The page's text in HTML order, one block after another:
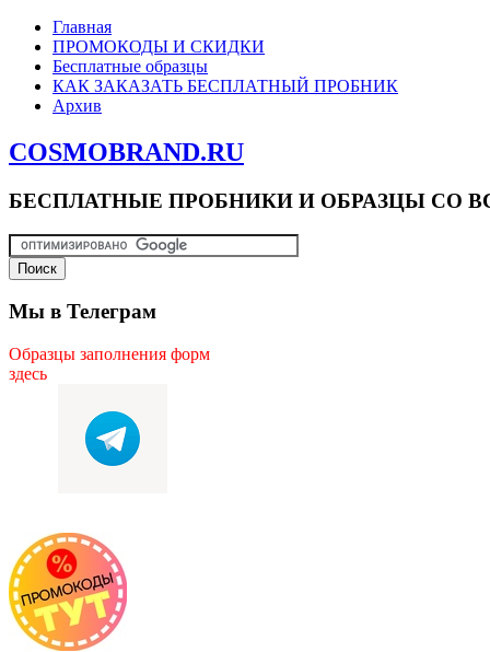
Главная
ПРОМОКОДЫ И СКИДКИ
Бесплатные образцы
КАК ЗАКАЗАТЬ БЕСПЛАТНЫЙ ПРОБНИК
Архив
COSMOBRAND.RU
БЕСПЛАТНЫЕ ПРОБНИКИ И ОБРАЗЦЫ СО
Мы в Телеграм
Образцы заполнения форм
здесь